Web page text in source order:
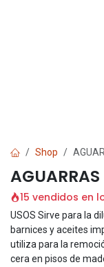
Shop
AGUARRAS
15 vendidos en
USOS Sirve para la
barnices y aceites
utiliza para la
cera en pisos de